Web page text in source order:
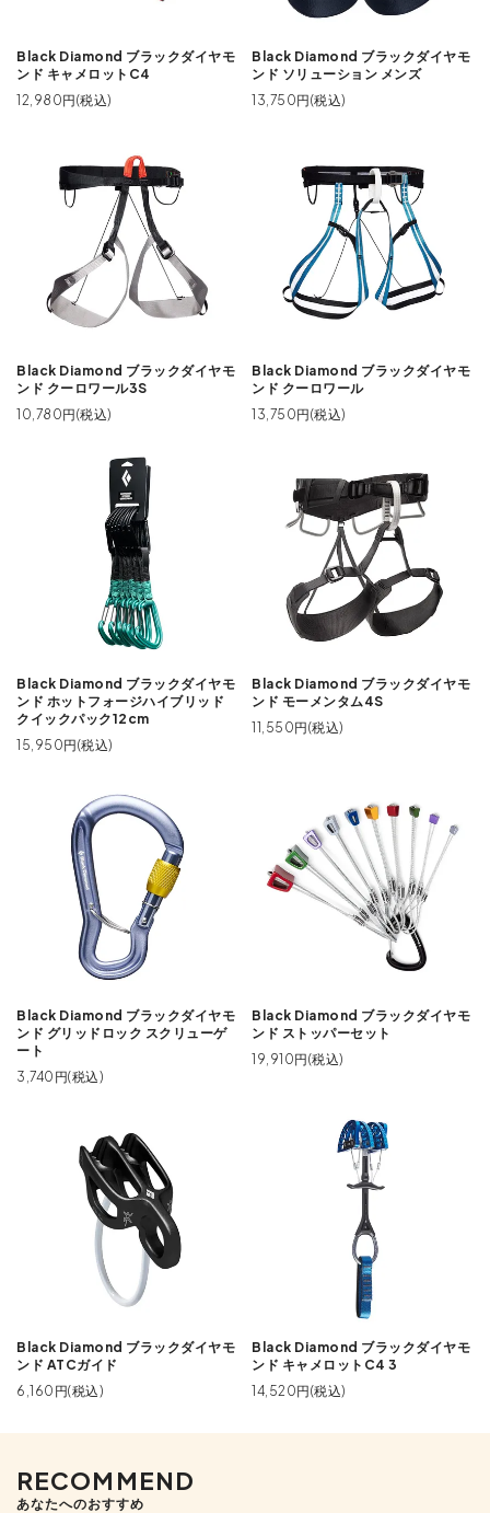
Black Diamond ブラックダイヤモ
ンド キャメロットC4
12,980円(税込)
Black Diamond ブラックダイヤモ
ンド ソリューション メンズ
13,750円(税込)
Black Diamond ブラックダイヤモ
ンド クーロワール3S
10,780円(税込)
Black Diamond ブラックダイヤモ
ンド クーロワール
13,750円(税込)
Black Diamond ブラックダイヤモ
ンド ホットフォージハイブリッド
クイックパック12cm
15,950円(税込)
Black Diamond ブラックダイヤモ
ンド モーメンタム4S
11,550円(税込)
Black Diamond ブラックダイヤモ
ンド グリッドロック スクリューゲ
ート
3,740円(税込)
Black Diamond ブラックダイヤモ
ンド ストッパーセット
19,910円(税込)
Black Diamond ブラックダイヤモ
ンド ATCガイド
6,160円(税込)
Black Diamond ブラックダイヤモ
ンド キャメロットC4 3
14,520円(税込)
RECOMMEND
あなたへのおすすめ